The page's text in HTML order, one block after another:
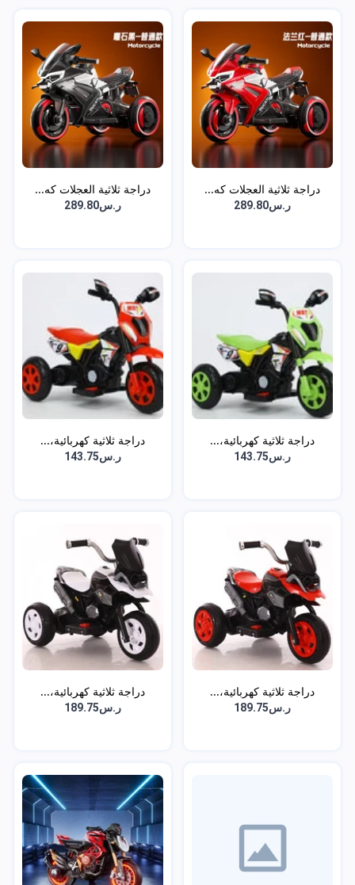
دراجة ثلاثية العجلات كه...
ر.س289.80
دراجة ثلاثية العجلات كه...
ر.س289.80
دراجة ثلاثية كهربائية،...
ر.س143.75
دراجة ثلاثية كهربائية،...
ر.س143.75
دراجة ثلاثية كهربائية،...
ر.س189.75
دراجة ثلاثية كهربائية،...
ر.س189.75